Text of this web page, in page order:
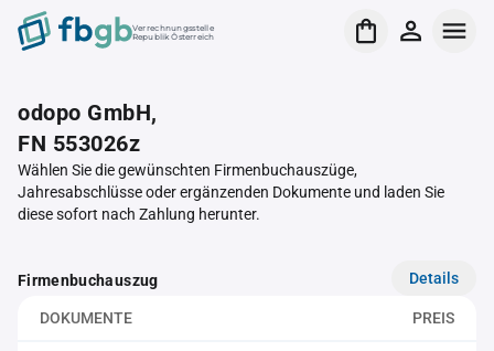
Verrechnungsstelle
Republik Österreich
odopo GmbH,
FN 553026z
Wählen Sie die gewünschten Firmenbuchauszüge,
Jahresabschlüsse oder ergänzenden Dokumente und laden Sie
diese sofort nach Zahlung herunter.
Firmenbuchauszug Details
DOKUMENTE PREIS